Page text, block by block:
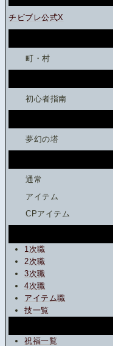
チビブレ公式X
町・村
初心者指南
夢幻の塔
通常
アイテム
CPアイテム
1次職
2次職
3次職
4次職
アイテム職
技一覧
祝福一覧